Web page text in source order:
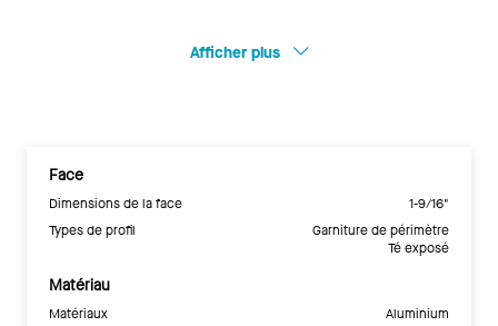
Afficher plus
Face
Dimensions de la face
1-9/16"
Types de profil
Garniture de périmètre
Té exposé
Matériau
Matériaux Aluminium